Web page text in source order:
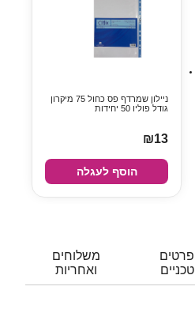
ניילון שמרדף פס כחול 75 מיקרון
גודל פוליו 50 יחידות
₪13
הוסף לעגלה
פרטים
טכניים
משלוחים
ואחריות